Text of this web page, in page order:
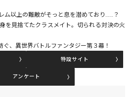
閉じる
ム以上の難敵がそっと息を潜めており……？
を見捨てたクラスメイト。切られる対決の火
ぐ、異世界バトルファンタジー第３幕！
特設サイト
アンケート